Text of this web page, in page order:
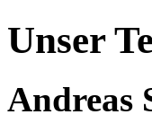
Unser
Andreas